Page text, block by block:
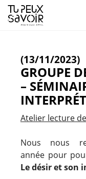
Aller
au
(13/11/2023)
GROUPE
–
Atelier lecture
Nous nous
année pour
Le désir et son